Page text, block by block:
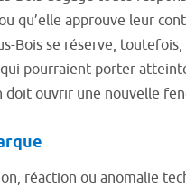
qu’elle approuve leur
Bois se réserve,
pourraient porter
doit ouvrir une nouvelle
réaction ou anomalie